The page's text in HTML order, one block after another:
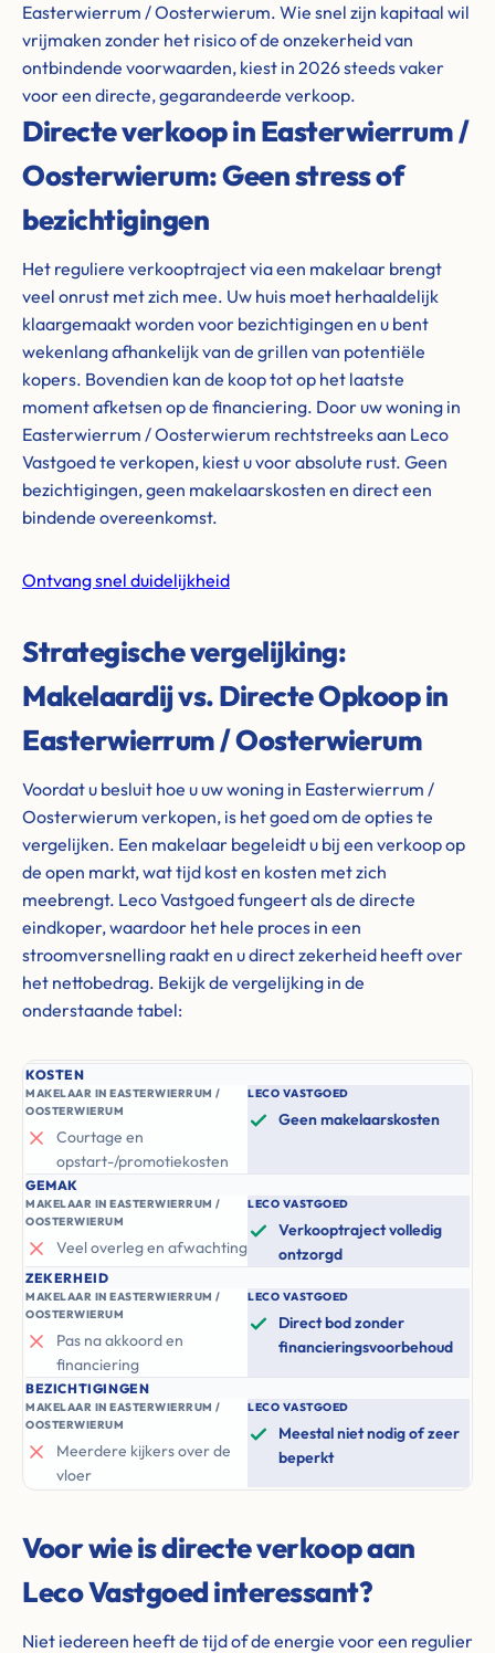
Easterwierrum / Oosterwierum. Wie snel zijn kapitaal wil
vrijmaken zonder het risico of de onzekerheid van
ontbindende voorwaarden, kiest in 2026 steeds vaker
voor een directe, gegarandeerde verkoop.
Directe verkoop in Easterwierrum /
Oosterwierum: Geen stress of
bezichtigingen
Het reguliere verkooptraject via een makelaar brengt
veel onrust met zich mee. Uw huis moet herhaaldelijk
klaargemaakt worden voor bezichtigingen en u bent
wekenlang afhankelijk van de grillen van potentiële
kopers. Bovendien kan de koop tot op het laatste
moment afketsen op de financiering. Door uw woning in
Easterwierrum / Oosterwierum rechtstreeks aan Leco
Vastgoed te verkopen, kiest u voor absolute rust. Geen
bezichtigingen, geen makelaarskosten en direct een
bindende overeenkomst.
Ontvang snel duidelijkheid
Strategische vergelijking:
Makelaardij vs. Directe Opkoop in
Easterwierrum / Oosterwierum
Voordat u besluit hoe u uw woning in Easterwierrum /
Oosterwierum verkopen, is het goed om de opties te
vergelijken. Een makelaar begeleidt u bij een verkoop op
de open markt, wat tijd kost en kosten met zich
meebrengt. Leco Vastgoed fungeert als de directe
eindkoper, waardoor het hele proces in een
stroomversnelling raakt en u direct zekerheid heeft over
het nettobedrag. Bekijk de vergelijking in de
onderstaande tabel:
KOSTEN
MAKELAAR IN EASTERWIERRUM /
OOSTERWIERUM
Courtage en
opstart-/promotiekosten
LECO VASTGOED
Geen makelaarskosten
GEMAK
MAKELAAR IN EASTERWIERRUM /
OOSTERWIERUM
Veel overleg en afwachting
LECO VASTGOED
Verkooptraject volledig
ontzorgd
ZEKERHEID
MAKELAAR IN EASTERWIERRUM /
OOSTERWIERUM
Pas na akkoord en
financiering
LECO VASTGOED
Direct bod zonder
financieringsvoorbehoud
BEZICHTIGINGEN
MAKELAAR IN EASTERWIERRUM /
OOSTERWIERUM
Meerdere kijkers over de
vloer
LECO VASTGOED
Meestal niet nodig of zeer
beperkt
Voor wie is directe verkoop aan
Leco Vastgoed interessant?
Niet iedereen heeft de tijd of de energie voor een regulier